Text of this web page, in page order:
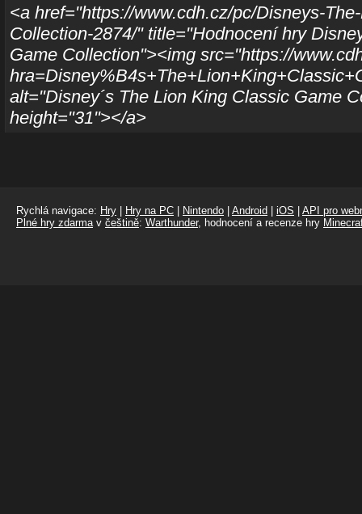
<a href="https://www.cdh.cz/pc/Disneys-
Collection-2874/" title="Hodnocení hry
Game Collection"><img src="https://
alt="Disney´s The Lion King Classic Game
height="31"></a>
Rychlá navigace: Hry Hry na PC Nintendo Android iOS
API pro
Plné hry zdarmav češtině: Warthunder, hodnocení a recenze hry